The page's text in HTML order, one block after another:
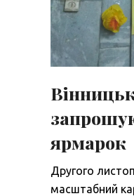
ярмарок
Другого
масштабний